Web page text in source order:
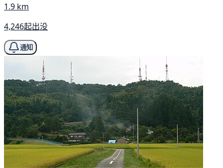
1.9 km
4,246起出没
通知